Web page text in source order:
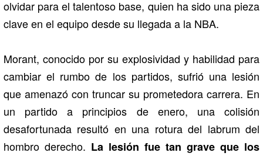
olvidar para el talentoso base, quien ha sido una pieza
clave en el equipo desde su llegada a la NBA.
Morant, conocido por su explosividad y habilidad para
cambiar el rumbo de los partidos, sufrió una lesión
que amenazó con truncar su prometedora carrera. En
un partido a principios de enero, una colisión
desafortunada resultó en una rotura del labrum del
hombro derecho. La lesión fue tan grave que los